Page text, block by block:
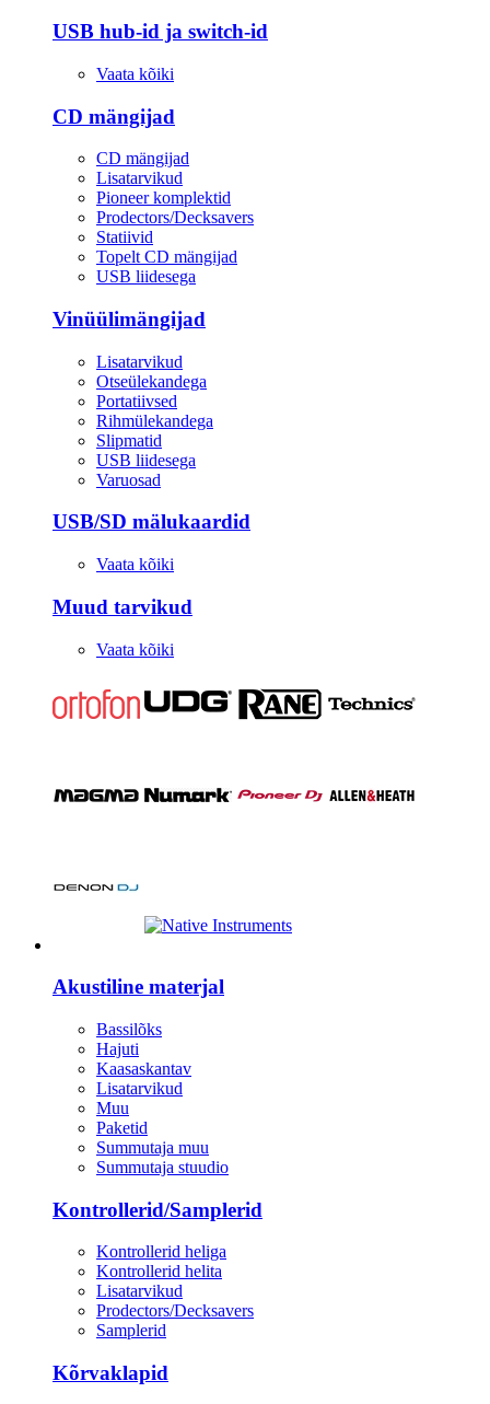
USB hub-id ja switch-id
Vaata kõiki
CD mängijad
CD mängijad
Lisatarvikud
Pioneer komplektid
Prodectors/Decksavers
Statiivid
Topelt CD mängijad
USB liidesega
Vinüülimängijad
Lisatarvikud
Otseülekandega
Portatiivsed
Rihmülekandega
Slipmatid
USB liidesega
Varuosad
USB/SD mälukaardid
Vaata kõiki
Muud tarvikud
Vaata kõiki
Akustiline materjal
Bassilõks
Hajuti
Kaasaskantav
Lisatarvikud
Muu
Paketid
Summutaja muu
Summutaja stuudio
Kontrollerid/Samplerid
Kontrollerid heliga
Kontrollerid helita
Lisatarvikud
Prodectors/Decksavers
Samplerid
Kõrvaklapid